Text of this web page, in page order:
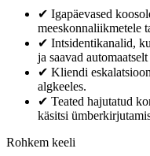
✔ Igapäevased
meeskonnaliikmetele
✔ Intsidentikanalid,
ja saavad
✔ Kliendi
algkeeles.
✔ Teated hajutatud
käsitsi
Rohkem keeli